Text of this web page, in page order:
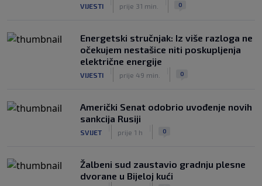
VIJESTI prije 31 min. 0
Energetski stručnjak: Iz više razloga ne
očekujem nestašice niti poskupljenja
električne energije
VIJESTI prije 49 min. 0
Američki Senat odobrio uvođenje novih
sankcija Rusiji
SVIJET prije 1 h 0
Žalbeni sud zaustavio gradnju plesne
dvorane u Bijeloj kući